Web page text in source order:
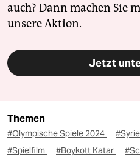
auch? Dann machen Sie
unsere Aktion.
Jetzt
Themen
#Olympische Spiele 2024
#Spielfilm
#Boykott Katar